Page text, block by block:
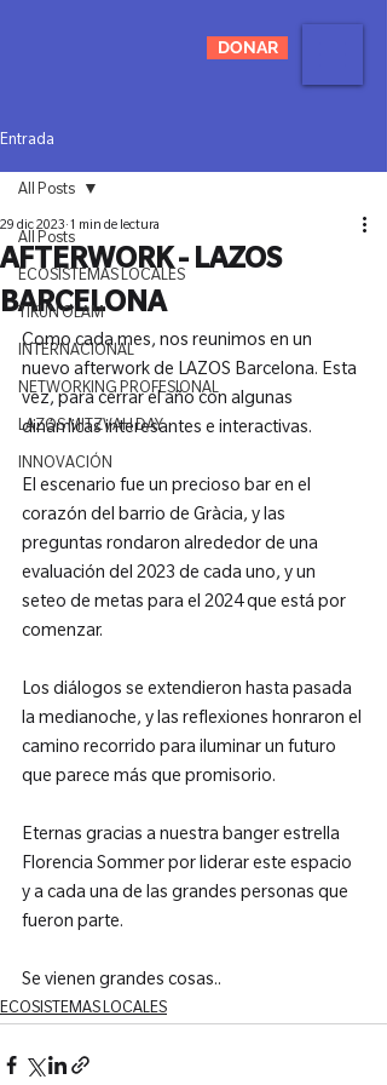
DONAR
Entrada
All Posts
ECOSISTEMAS LOCALES
TIKUN OLAM
INTERNACIONAL
NETWORKING PROFESIONAL
LAZOS MITZVAH DAY
INNOVACIÓN
All Posts
AFTERWORK - LAZOS
BARCELONA
29 dic 2023 1 min de lectura
Como cada mes, nos reunimos en un
nuevo afterwork de LAZOS Barcelona. Esta
vez, para cerrar el año con algunas
dinámicas interesantes e interactivas.
El escenario fue un precioso bar en el
corazón del barrio de Gràcia, y las
preguntas rondaron alrededor de una
evaluación del 2023 de cada uno, y un
seteo de metas para el 2024 que está por
comenzar.
Los diálogos se extendieron hasta pasada
la medianoche, y las reflexiones honraron el
camino recorrido para iluminar un futuro
que parece más que promisorio.
Eternas gracias a nuestra banger estrella
Florencia Sommer por liderar este espacio
y a cada una de las grandes personas que
fueron parte.
Se vienen grandes cosas..
ECOSISTEMAS LOCALES